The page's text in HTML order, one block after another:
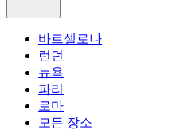
바르셀로나
런던
뉴욕
파리
로마
모든 장소